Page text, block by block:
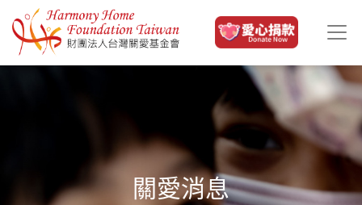
移至主內容
關愛消息